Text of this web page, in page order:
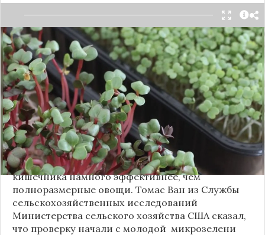
Ученые из Службы сельскохозяйственных
исследований Министерства сельского
хозяйства США и Университета Мэриленда
представили свои исследования полезных
свойств микрозелени, то есть овощей на стадии
подрощенных ростков. Собирают такой урожай
обычно в течение первых двух недель после
начала роста. Оказывается, микрозелень
овощей несет большую пользу и помогает не
набирать лишние килограммы. Кроме того, она
формирует здоровую микрофлору желудка и
кишечника намного эффективнее, чем
полноразмерные овощи. Томас Ван из Службы
сельскохозяйственных исследований
Министерства сельского хозяйства США сказал,
что проверку начали с молодой микрозелени